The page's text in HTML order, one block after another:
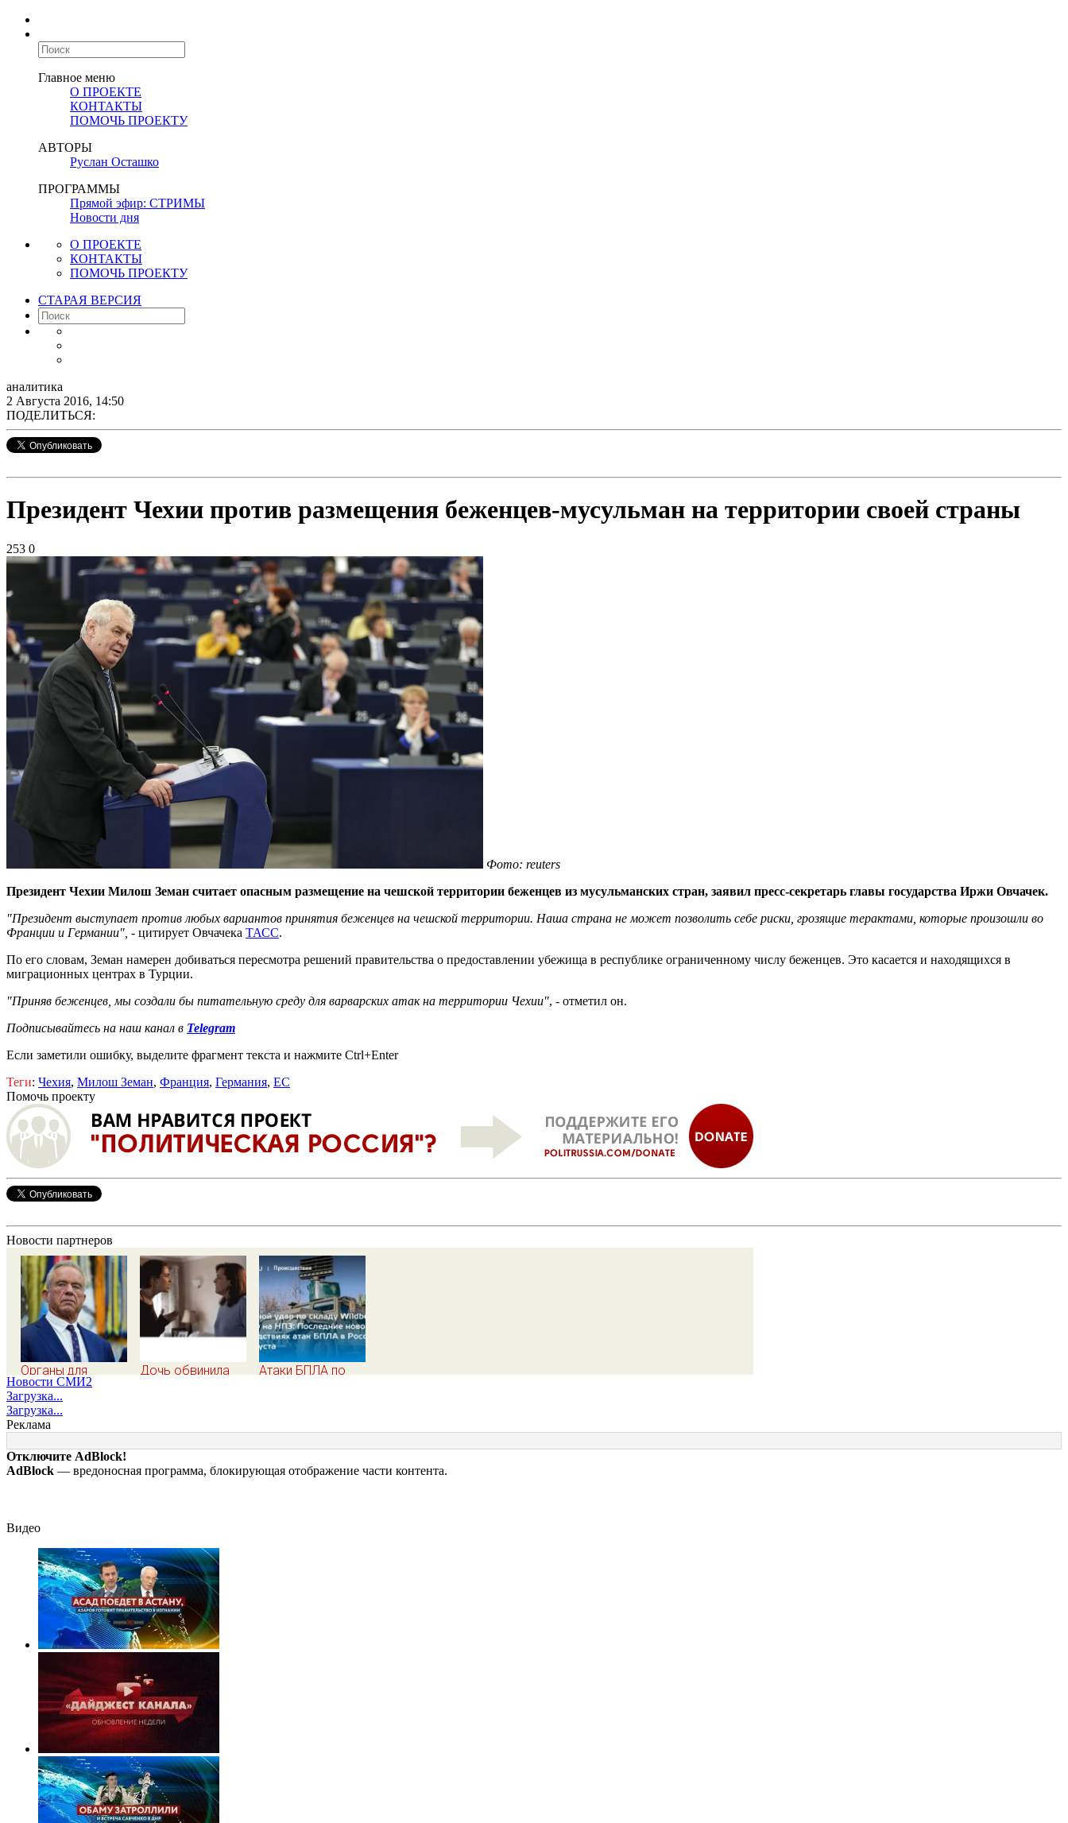
Главное меню
О ПРОЕКТЕ
КОНТАКТЫ
ПОМОЧЬ ПРОЕКТУ
АВТОРЫ
Руслан Осташко
ПРОГРАММЫ
Прямой эфир: СТРИМЫ
Новости дня
О ПРОЕКТЕ
КОНТАКТЫ
ПОМОЧЬ ПРОЕКТУ
СТАРАЯ ВЕРСИЯ
аналитика
2 Августа 2016, 14:50
ПОДЕЛИТЬСЯ:
Президент Чехии против размещения беженцев-мусульман на территории своей страны
253 0
Фото: reuters
Президент Чехии Милош Земан считает опасным размещение на чешской территории беженцев из мусульманских стран, заявил пресс-секретарь главы государства Иржи Овчачек.
"Президент выступает против любых вариантов принятия беженцев на чешской территории. Наша страна не может позволить себе риски, грозящие терактами, которые произошли во
Франции и Германии", - цитирует Овчачека ТАСС.
По его словам, Земан намерен добиваться пересмотра решений правительства о предоставлении убежища в республике ограниченному числу беженцев. Это касается и находящихся в
миграционных центрах в Турции.
"Приняв беженцев, мы создали бы питательную среду для варварских атак на территории Чехии", - отметил он.
Подписывайтесь на наш канал в Telegram
Если заметили ошибку, выделите фрагмент текста и нажмите Ctrl+Enter
Теги: Чехия, Милош Земан, Франция, Германия, ЕС
Помочь проекту
Новости партнеров
Органы для
пересадки «черные
трансплантологи»
извлекали у еще
живых пациентов
Дочь обвинила
всей правды о
своём отце -
история одной
Атаки БПЛА по
последствия, атаки
на склады
Wildberries,
Новости СМИ2
Загрузка...
Загрузка...
Реклама
Отключите AdBlock!
AdBlock — вредоносная программа, блокирующая отображение части контента.
Видео